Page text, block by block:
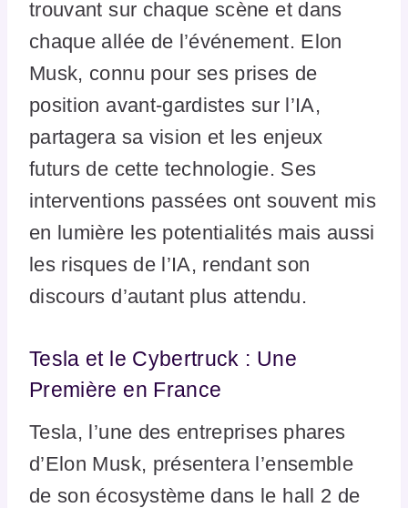
trouvant sur chaque scène et dans
chaque allée de l’événement. Elon
Musk, connu pour ses prises de
position avant-gardistes sur l’IA,
partagera sa vision et les enjeux
futurs de cette technologie. Ses
interventions passées ont souvent mis
en lumière les potentialités mais aussi
les risques de l’IA, rendant son
discours d’autant plus attendu.
Tesla et le Cybertruck : Une
Première en France
Tesla, l’une des entreprises phares
d’Elon Musk, présentera l’ensemble
de son écosystème dans le hall 2 de